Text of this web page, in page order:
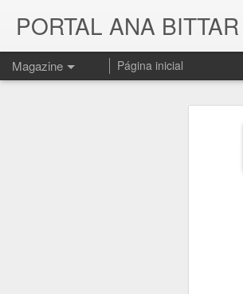
PORTAL ANA BITTAR
Magazine Página inicial